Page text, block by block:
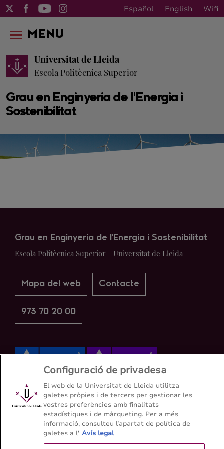
Español English Wifi
Grau en Enginyeria de l'Energia i
Sostenibilitat
Universitat de Lleida
Escola Politècnica Superior
MENU
Grau en Enginyeria de l'Energia i Sostenibilitat
Escola Politècnica Superior - Universitat de Lleida
Mapa del web Contacte
973 70 20 00
Configuració de privadesa
El web de la Universitat de Lleida utilitza
galetes pròpies i de tercers per gestionar les
vostres preferències amb finalitats
estadístiques i de màrqueting. Per a més
informació, consulteu l’apartat de política de
galetes a l' Avís legal